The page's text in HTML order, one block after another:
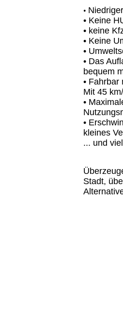
•
• Keine
• keine
• Keine
•
• Das
bequem
• Fahrbar
Mit 45
•
•
kleines
... und
Stadt,